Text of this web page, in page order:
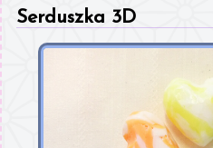
Serduszka 3D